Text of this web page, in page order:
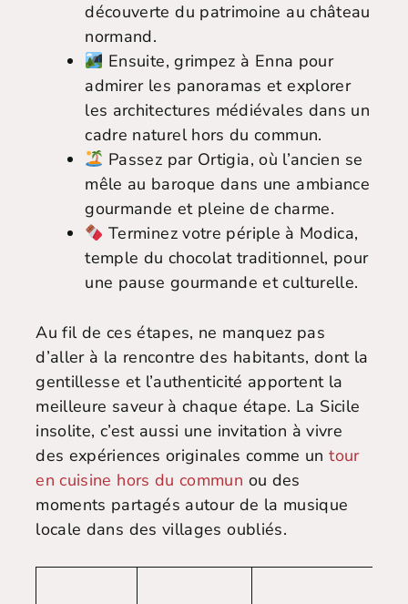
découverte du patrimoine au château
normand.
Ensuite, grimpez à Enna pour
admirer les panoramas et explorer
les architectures médiévales dans un
cadre naturel hors du commun.
Passez par Ortigia, où l’ancien se
mêle au baroque dans une ambiance
gourmande et pleine de charme.
Terminez votre périple à Modica,
temple du chocolat traditionnel, pour
une pause gourmande et culturelle.
Au fil de ces étapes, ne manquez pas
d’aller à la rencontre des habitants, dont la
gentillesse et l’authenticité apportent la
meilleure saveur à chaque étape. La Sicile
insolite, c’est aussi une invitation à vivre
des expériences originales comme untour
en cuisine hors du commun ou des
moments partagés autour de la musique
locale dans des villages oubliés.